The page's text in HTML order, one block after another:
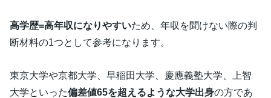
高学歴=高年収になりやすいため、年収を聞けない際の判
断材料の1つとして参考になります。
東京大学や京都大学、早稲田大学、慶應義塾大学、上智
大学といった偏差値65を超えるような大学出身の方であ